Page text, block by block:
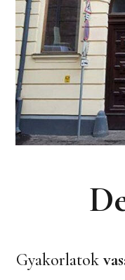
Gyakorlatok